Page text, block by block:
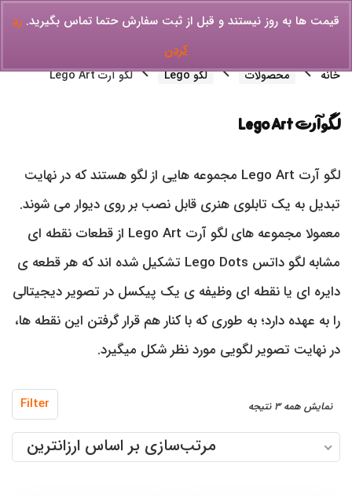
قیمت ها به روز نیستند و قبل از ثبت سفارش حتما تماس بگیرید. رد
کردن
خانه محصولات لگو Lego لگو آرت Lego Art
لگو آرت Lego Art
لگو آرت Lego Art مجموعه هایی از لگو هستند که در نهایت
تبدیل به یک تابلوی هنری قابل نصب بر روی دیوار می شوند.
معمولا مجموعه های لگو آرت Lego Art از قطعات نقطه ای
مشابه لگو داتس Lego Dots تشکیل شده اند که هر قطعه ی
دایره ای یا نقطه ای وظیفه ی یک پیکسل در تصویر دیجیتالی
را به عهده دارد؛ به طوری که با کنار هم قرار گرفتن این نقطه ها،
در نهایت تصویر لگویی مورد نظر شکل میگیرد.
Filter نمایش همه 3 نتیجه
اساسمرتب‌سازی بر اساس ارزانترین